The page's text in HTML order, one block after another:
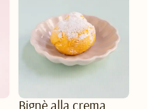
Bignè alla crema